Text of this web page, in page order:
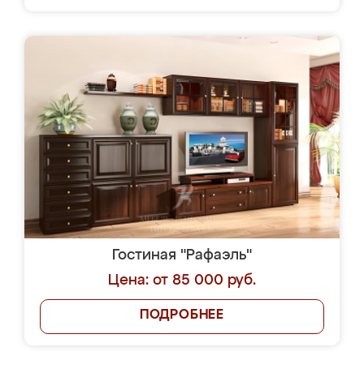
Гостиная "Рафаэль"
Цена: от 85 000 руб.
ПОДРОБНЕЕ